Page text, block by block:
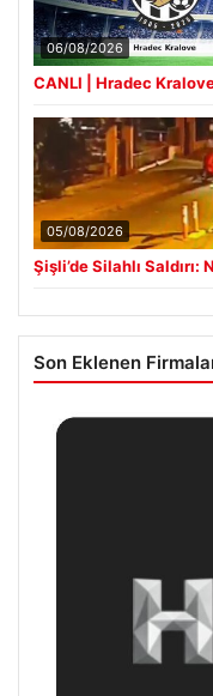
06/08/2026
CANLI | Hradec
05/08/2026
Şişli’de Silahlı Saldırı:
Son Eklenen